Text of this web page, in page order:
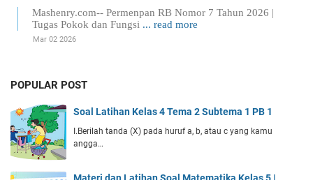
Mashenry.com-- Permenpan RB Nomor 7 Tahun 2026 |
Tugas Pokok dan Fungsi ... read more
Mar 02 2026
POPULAR POST
Soal Latihan Kelas 4 Tema 2 Subtema 1 PB 1
I.Berilah tanda (X) pada huruf a, b, atau c yang kamu
angga…
Materi dan Latihan Soal Matematika Kelas 5 |